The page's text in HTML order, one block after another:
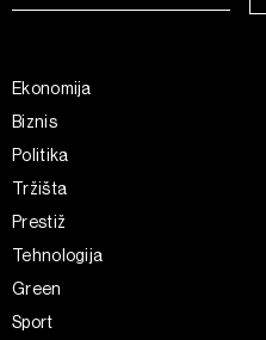
Ekonomija
Biznis
Politika
Tržišta
Prestiž
Tehnologija
Green
Sport